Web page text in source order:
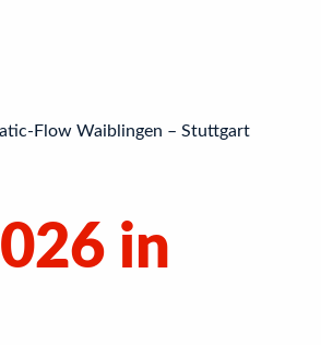
Flow Waiblingen – Stuttgart
in